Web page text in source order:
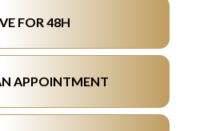
FOR 48H
APPOINTMENT